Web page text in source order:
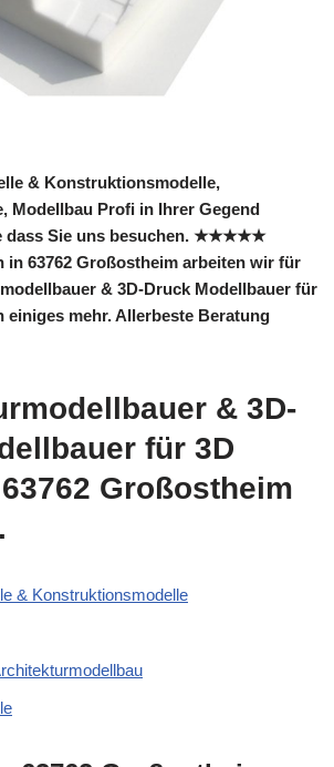
& Konstruktionsmodelle,
Modellbau Profi in Ihrer Gegend
dass Sie uns besuchen. ★★★★★
in 63762 Großostheim arbeiten wir für
& 3D-Druck Modellbauer für
einiges mehr. Allerbeste Beratung
& 3D-
für 3D
Großostheim
& Konstruktionsmodelle